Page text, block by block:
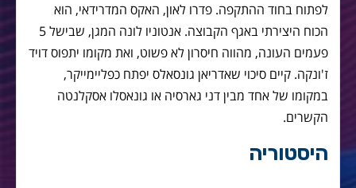
לפתוח בחוד ההתקפה. פדרו לאון, האקס המדרידאי, הוא
הכוח היצירתי באגף הקבוצה. אנטוניו לונה המגן, שבישל 5
פעמים העונה, מהווה חיסרון לא פשוט, ואת מקומו יתפוס דויד
ז'ונקה. קיים סיכוי שאדריאן גונסאלס יפתח כפליימייקר,
במקומו של אחד מבין דני גארסיה או גונאסלו אסקלנטה
הקשרים.
היסטוריה